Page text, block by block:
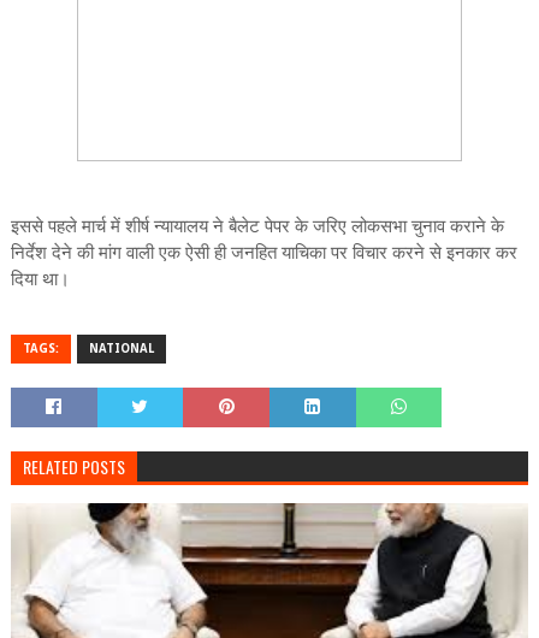
इससे पहले मार्च में शीर्ष न्‍यायालय ने बैलेट पेपर के जरिए लोकसभा चुनाव कराने के
निर्देश देने की मांग वाली एक ऐसी ही जनहित याचिका पर विचार करने से इनकार कर
दिया था।
TAGS: NATIONAL
RELATED POSTS